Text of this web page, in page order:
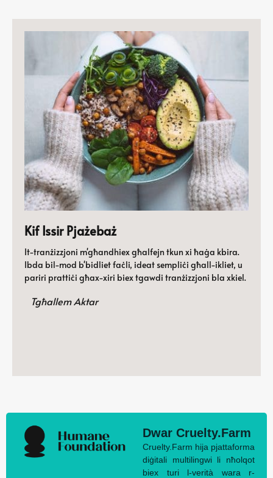
Kif Issir Pjażebaż
It-tranżizzjoni m'għandhiex għalfejn tkun xi ħaġa kbira.
Ibda bil-mod b'bidliet faċli, ideat sempliċi għall-ikliet, u
pariri prattiċi għax-xiri biex tgawdi tranżizzjoni bla xkiel.
Tgħallem Aktar
Dwar Cruelty.Farm
Cruelty.Farm hija pjattaforma
diġitali multilingwi li nħolqot
biex turi l-verità wara r-